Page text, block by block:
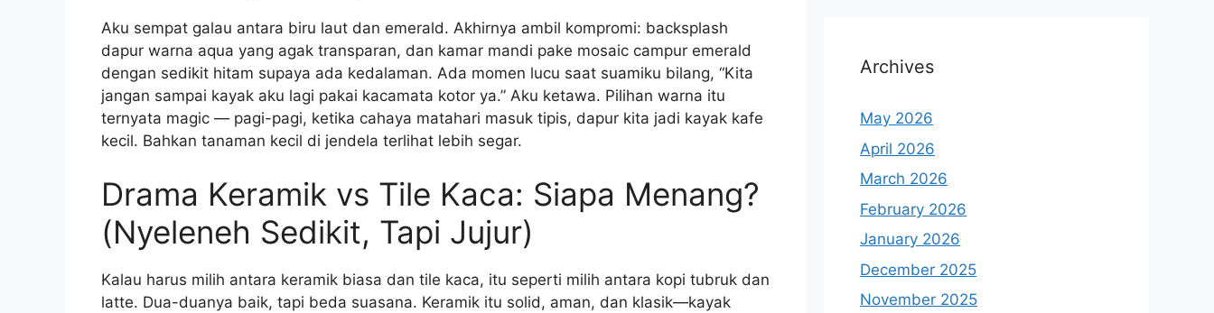
Aku sempat galau antara biru laut dan emerald. Akhirnya ambil kompromi: backsplash
dapur warna aqua yang agak transparan, dan kamar mandi pake mosaic campur emerald
dengan sedikit hitam supaya ada kedalaman. Ada momen lucu saat suamiku bilang, “Kita
jangan sampai kayak aku lagi pakai kacamata kotor ya.” Aku ketawa. Pilihan warna itu
ternyata magic — pagi-pagi, ketika cahaya matahari masuk tipis, dapur kita jadi kayak kafe
kecil. Bahkan tanaman kecil di jendela terlihat lebih segar.
Drama Keramik vs Tile Kaca: Siapa Menang?
(Nyeleneh Sedikit, Tapi Jujur)
Kalau harus milih antara keramik biasa dan tile kaca, itu seperti milih antara kopi tubruk dan
latte. Dua-duanya baik, tapi beda suasana. Keramik itu solid, aman, dan klasik—kayak
Archives
May 2026
April 2026
March 2026
February 2026
January 2026
December 2025
November 2025